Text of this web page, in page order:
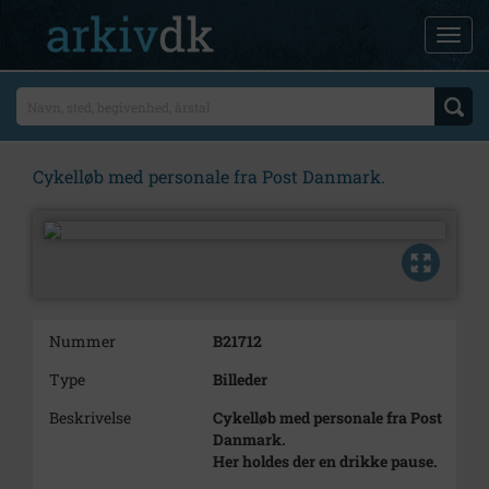
Cykelløb med personale fra Post Danmark.
Nummer
B21712
Type
Billeder
Beskrivelse
Cykelløb med personale fra Post
Danmark.
Her holdes der en drikke pause.